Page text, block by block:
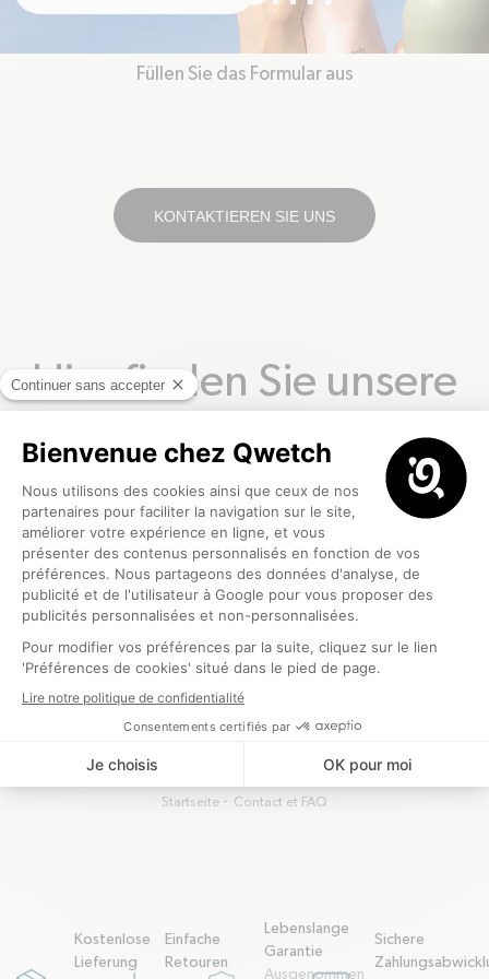
Füllen Sie das Formular aus
KONTAKTIEREN SIE UNS
Hier finden Sie unsere
FAQ
Vielleicht finden Sie hier die Antwort auf Ihre Frage!
FAQ ANZEIGEN
Startseite Contact et FAQ
Kostenlose
Lieferung
Einfache
Retouren
Lebenslange
Garantie
Ausgenommen
Sichere